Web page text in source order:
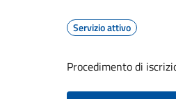
Servizio attivo
Procedimento di